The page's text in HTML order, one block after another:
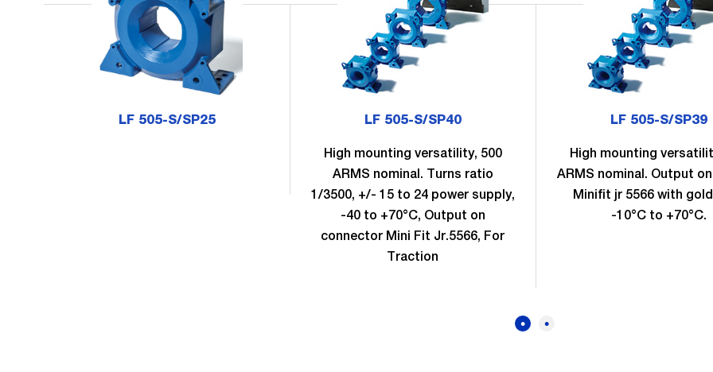
LF 505-S/SP25 LF 505-S/SP40
High mounting versatility, 500
ARMS nominal. Turns ratio
1/3500, +/- 15 to 24 power supply,
-40 to +70°C, Output on
connector Mini Fit Jr.5566, For
Traction
LF 505-S/SP39
High mounting
ARMS nominal. Output
Minifit jr 5566 with
-10°C to +70°C.